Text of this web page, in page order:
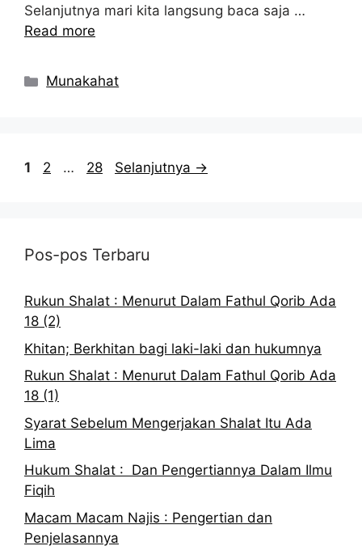
Selanjutnya mari kita langsung baca saja …
Read more
Kategori
Munakahat
Halaman
1 Halaman
2 … Halaman
28 Selanjutnya →
Pos-pos Terbaru
Rukun Shalat : Menurut Dalam Fathul Qorib Ada
18 (2)
Khitan; Berkhitan bagi laki-laki dan hukumnya
Rukun Shalat : Menurut Dalam Fathul Qorib Ada
18 (1)
Syarat Sebelum Mengerjakan Shalat Itu Ada
Lima
Hukum Shalat : Dan Pengertiannya Dalam Ilmu
Fiqih
Macam Macam Najis : Pengertian dan
Penjelasannya